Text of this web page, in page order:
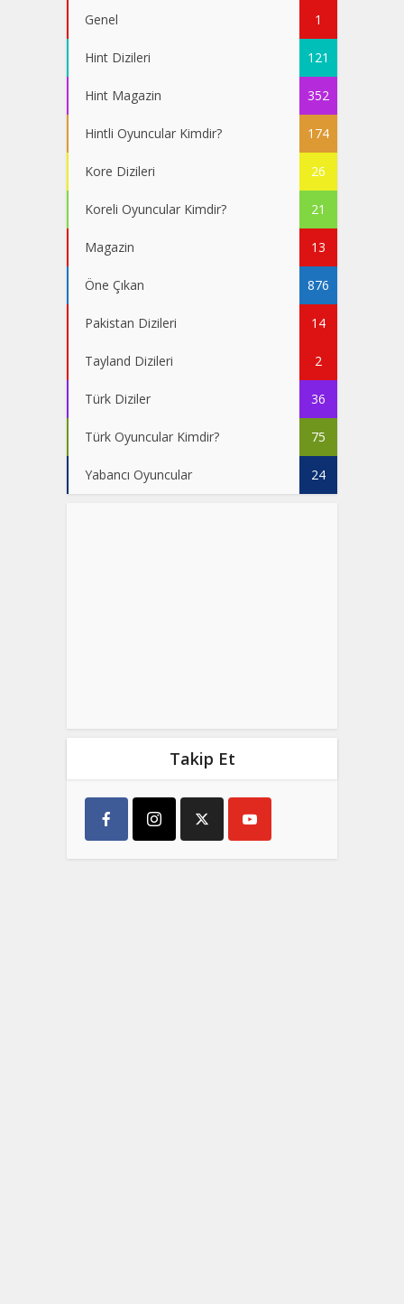
Genel 1
Hint Dizileri 121
Hint Magazin 352
Hintli Oyuncular Kimdir? 174
Kore Dizileri 26
Koreli Oyuncular Kimdir? 21
Magazin 13
Öne Çıkan 876
Pakistan Dizileri 14
Tayland Dizileri 2
Türk Diziler 36
Türk Oyuncular Kimdir? 75
Yabancı Oyuncular 24
Takip Et